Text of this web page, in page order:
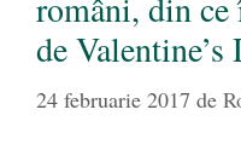
de Valentine’s
24 februarie 2017 de